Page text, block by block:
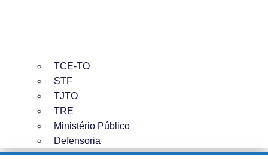
TCE-TO
STF
TJTO
TRE
Ministério Público
Defensoria